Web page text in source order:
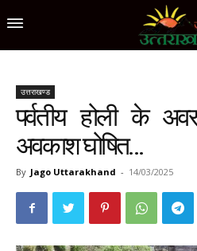
उत्तराखण्ड
पर्वतीय होली के
अवकाश घोषित…
By Jago Uttarakhand - 14/03/2025